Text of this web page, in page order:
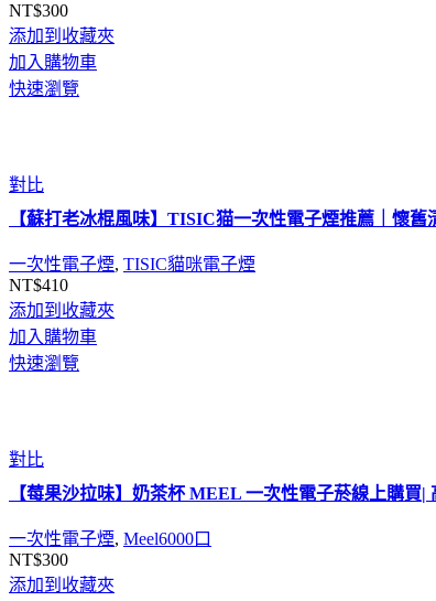
NT$300
添加到收藏夾
加入購物車
快速瀏覽
對比
【蘇打老冰棍風味】TISIC猫一次性電子煙推薦｜懷
一次性電子煙, TISIC貓咪電子煙
NT$410
添加到收藏夾
加入購物車
快速瀏覽
對比
【莓果沙拉味】奶茶杯 MEEL 一次性電子菸線上購
一次性電子煙, Meel6000口
NT$300
添加到收藏夾